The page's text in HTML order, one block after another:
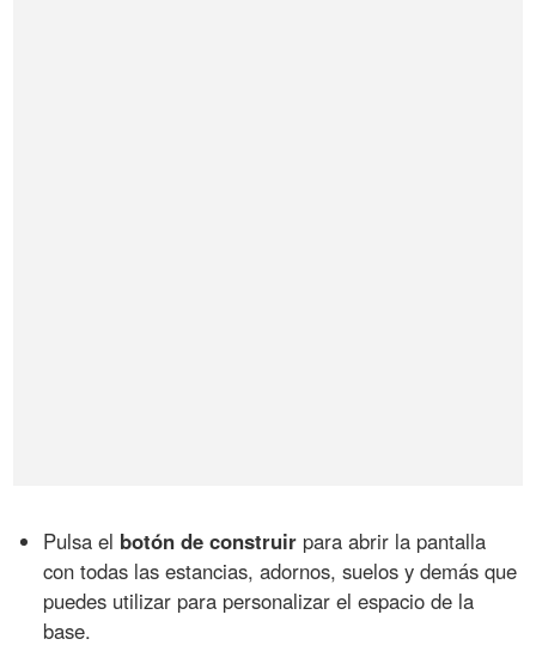
Pulsa el botón de construir para abrir la pantalla
con todas las estancias, adornos, suelos y demás que
puedes utilizar para personalizar el espacio de la
base.